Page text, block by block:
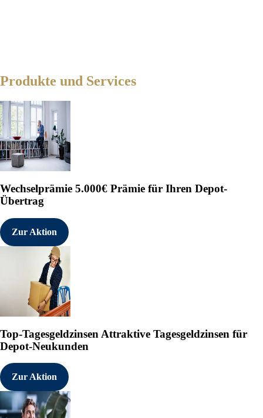
Produkte und Services
Wechselprämie 5.000€ Prämie für Ihren Depot-
Übertrag
Zur Aktion
Top-Tagesgeldzinsen Attraktive Tagesgeldzinsen für
Depot-Neukunden
Zur Aktion